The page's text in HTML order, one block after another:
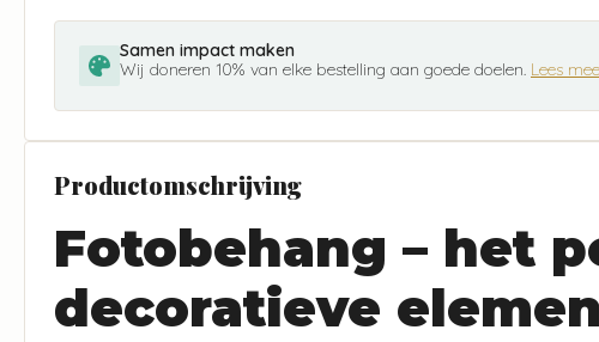
Samen impact maken
Wij doneren 10% van elke bestelling aan goede doelen. Lees
Productomschrijving
Fotobehang – het
decoratieve